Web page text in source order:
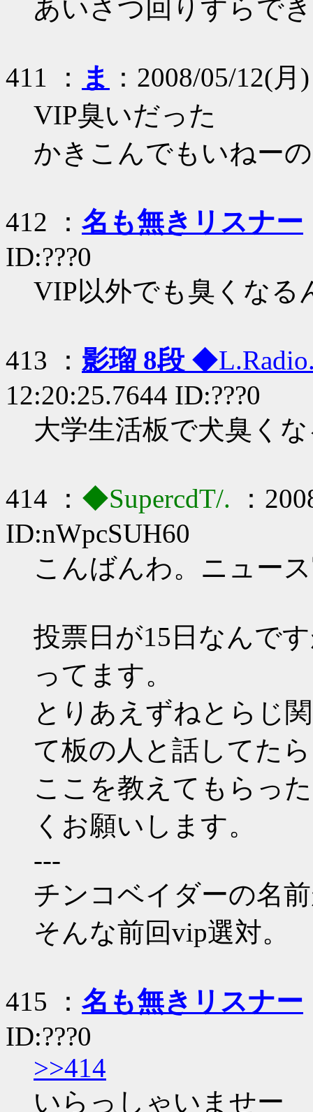
あいさつ回りすらで
411 ： ま ：2008/05/12(
VIP臭いだった
かきこんでもいねー
412 ： 名も無きリスナー
ID:???0
VIP以外でも臭くなる
413 ： 影瑠 8段
12:20:25.7644 ID:???0
大学生活板で犬臭く
414 ： ◆SupercdT/.
：
ID:nWpcSUH60
こんばんわ。ニュー
投票日が15日なんで
ってます。
とりあえずねとらじ
て板の人と話してたら
ここを教えてもらっ
くお願いします。
---
チンコベイダーの名
そんな前回vip選対。
415 ： 名も無きリスナー
ID:???0
>>414
いらっしゃいませー